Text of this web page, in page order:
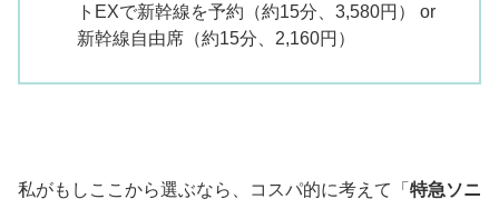
トEXで新幹線を予約（約15分、3,580円） or
新幹線自由席（約15分、2,160円）
私がもしここから選ぶなら、コスパ的に考えて「 特急ソニ